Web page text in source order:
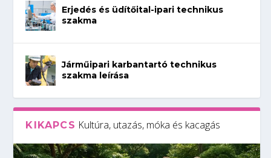
Erjedés és üdítőital-ipari technikus
szakma
Járműipari karbantartó technikus
szakma leírása
KIKAPCS Kultúra, utazás, móka és kacagás